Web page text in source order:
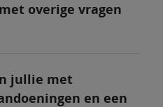
overige vragen
jullie met
en een